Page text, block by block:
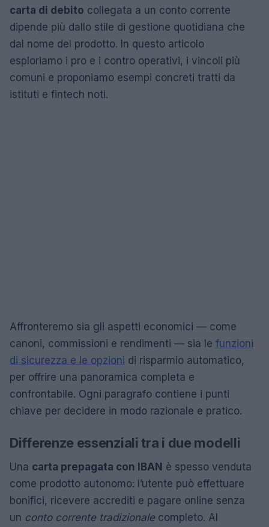
carta di debito collegata a un conto corrente
dipende più dallo stile di gestione quotidiana che
dal nome del prodotto. In questo articolo
esploriamo i pro e i contro operativi, i vincoli più
comuni e proponiamo esempi concreti tratti da
istituti e fintech noti.
Affronteremo sia gli aspetti economici — come
canoni, commissioni e rendimenti — sia le funzioni
di sicurezza e le opzioni di risparmio automatico,
per offrire una panoramica completa e
confrontabile. Ogni paragrafo contiene i punti
chiave per decidere in modo razionale e pratico.
Differenze essenziali tra i due modelli
Una carta prepagata con IBAN è spesso venduta
come prodotto autonomo: l’utente può effettuare
bonifici, ricevere accrediti e pagare online senza
un conto corrente tradizionalecompleto. Al